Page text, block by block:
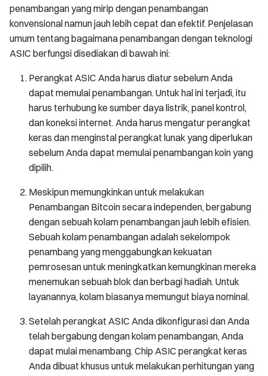
penambangan yang mirip dengan penambangan
konvensional namun jauh lebih cepat dan efektif. Penjelasan
umum tentang bagaimana penambangan dengan teknologi
ASIC berfungsi disediakan di bawah ini:
Perangkat ASIC Anda harus diatur sebelum Anda
dapat memulai penambangan. Untuk hal ini terjadi, itu
harus terhubung ke sumber daya listrik, panel kontrol,
dan koneksi internet. Anda harus mengatur perangkat
keras dan menginstal perangkat lunak yang diperlukan
sebelum Anda dapat memulai penambangan koin yang
dipilih.
Meskipun memungkinkan untuk melakukan
Penambangan Bitcoin secara independen, bergabung
dengan sebuah kolam penambangan jauh lebih efisien.
Sebuah kolam penambangan adalah sekelompok
penambang yang menggabungkan kekuatan
pemrosesan untuk meningkatkan kemungkinan mereka
menemukan sebuah blok dan berbagi hadiah. Untuk
layanannya, kolam biasanya memungut biaya nominal.
Setelah perangkat ASIC Anda dikonfigurasi dan Anda
telah bergabung dengan kolam penambangan, Anda
dapat mulai menambang. Chip ASIC perangkat keras
Anda dibuat khusus untuk melakukan perhitungan yang